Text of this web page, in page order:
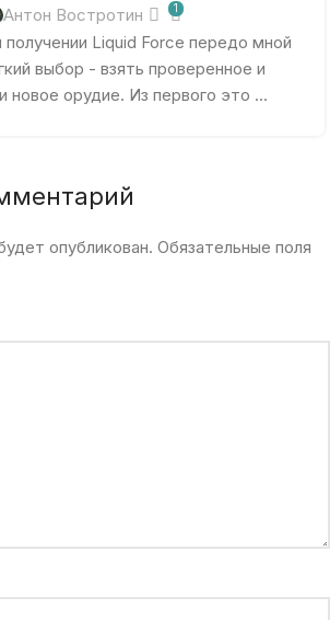
Антон Востротин 1
Liquid Force передо мной
выбор - взять проверенное и
новое орудие. Из первого это ...
опубликован. Обязательные поля